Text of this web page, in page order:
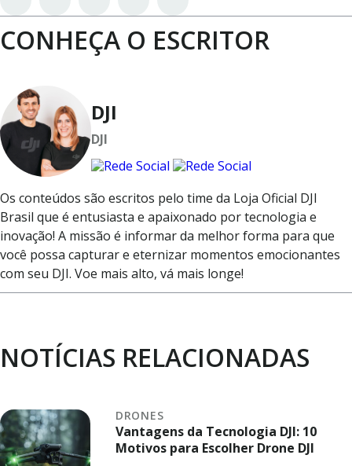
CONHEÇA O ESCRITOR
DJI
DJI
Os conteúdos são escritos pelo time da Loja Oficial DJI
Brasil que é entusiasta e apaixonado por tecnologia e
inovação! A missão é informar da melhor forma para que
você possa capturar e eternizar momentos emocionantes
com seu DJI. Voe mais alto, vá mais longe!
NOTÍCIAS RELACIONADAS
DRONES
Vantagens da Tecnologia DJI: 10
Motivos para Escolher Drone DJI